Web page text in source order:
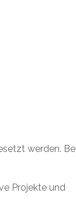
werden.
Projekte und